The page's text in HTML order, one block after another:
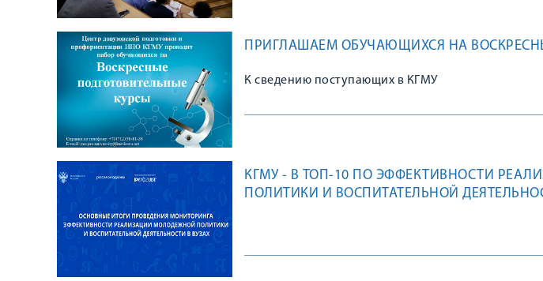
ПРИГЛАШАЕМ ОБУЧАЮЩИХСЯ НА
К сведению поступающих в КГМУ
КГМУ - В ТОП-10 ПО ЭФФЕКТИВНОСТИ
ПОЛИТИКИ И ВОСПИТАТЕЛЬНОЙ